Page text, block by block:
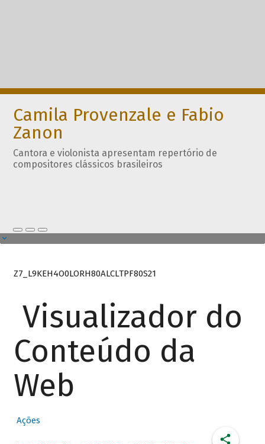
Camila Provenzale e Fabio
Zanon
Cantora e violonista apresentam repertório de
compositores clássicos brasileiros
Z7_L9KEH4O0LORH80ALCLTPF80S21
Visualizador do
Conteúdo da
Web
Ações